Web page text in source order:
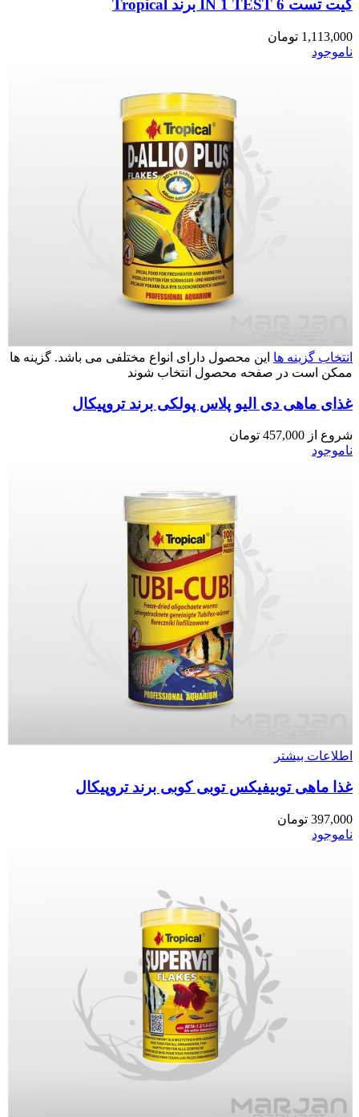
کیت تست 6 IN 1 TEST برند Tropical
1,113,000 تومان
ناموجود
انتخاب گزینه ها این محصول دارای انواع مختلفی می باشد. گزینه ها
ممکن است در صفحه محصول انتخاب شوند
غذای ماهی دی الیو پلاس پولکی برند تروپیکال
شروع از 457,000 تومان
ناموجود
اطلاعات بیشتر
غذا ماهی توبیفیکس توبی کوبی برند تروپیکال
397,000 تومان
ناموجود